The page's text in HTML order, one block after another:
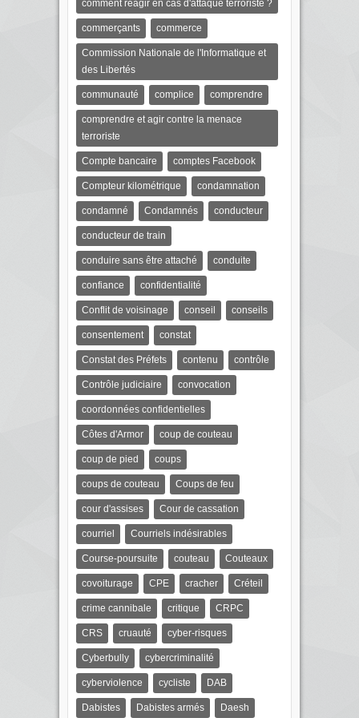
comment réagir en cas d'attaque terroriste ?
commerçants commerce
Commission Nationale de l'Informatique et
des Libertés
communauté complice comprendre
comprendre et agir contre la menace
terroriste
Compte bancaire comptes Facebook
Compteur kilométrique condamnation
condamné Condamnés conducteur
conducteur de train
conduire sans être attaché conduite
confiance confidentialité
Conflit de voisinage conseil conseils
consentement constat
Constat des Préfets contenu contrôle
Contrôle judiciaire convocation
coordonnées confidentielles
Côtes d'Armor coup de couteau
coup de pied coups
coups de couteau Coups de feu
cour d'assises Cour de cassation
courriel Courriels indésirables
Course-poursuite couteau Couteaux
covoiturage CPE cracher Créteil
crime cannibale critique CRPC
CRS cruauté cyber-risques
Cyberbully cybercriminalité
cyberviolence cycliste DAB
Dabistes Dabistes armés Daesh